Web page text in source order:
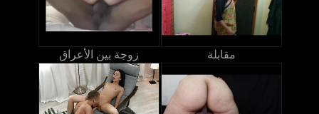
زوجة بين الأعراق مقابلة